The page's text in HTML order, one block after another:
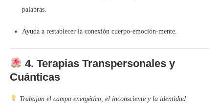
palabras.
Ayuda a restablecer la conexión cuerpo-emoción-mente.
4.Terapias Transpersonales y
Cuánticas
Trabajan el campo energético, el inconsciente y la identidad